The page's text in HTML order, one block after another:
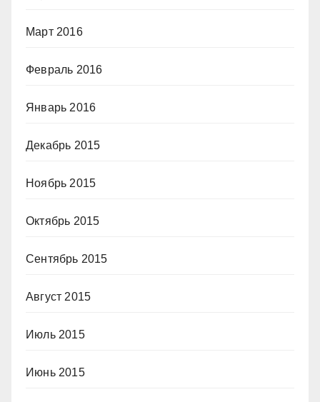
Март 2016
Февраль 2016
Январь 2016
Декабрь 2015
Ноябрь 2015
Октябрь 2015
Сентябрь 2015
Август 2015
Июль 2015
Июнь 2015